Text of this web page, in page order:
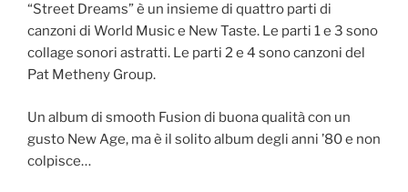
“Street Dreams” è un insieme di quattro parti di
canzoni di World Music e New Taste. Le parti 1 e 3 sono
collage sonori astratti. Le parti 2 e 4 sono canzoni del
Pat Metheny Group.
Un album di smooth Fusion di buona qualità con un
gusto New Age, ma è il solito album degli anni ’80 e non
colpisce…